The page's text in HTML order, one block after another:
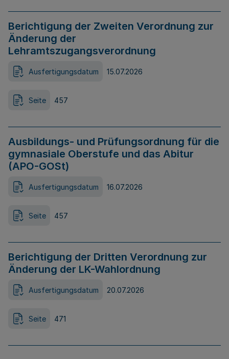
Berichtigung der Zweiten Verordnung zur
Änderung der
Lehramtszugangsverordnung
Ausfertigungsdatum 15.07.2026
Seite 457
Ausbildungs- und Prüfungsordnung für die
gymnasiale Oberstufe und das Abitur
(APO-GOSt)
Ausfertigungsdatum 16.07.2026
Seite 457
Berichtigung der Dritten Verordnung zur
Änderung der LK-Wahlordnung
Ausfertigungsdatum 20.07.2026
Seite 471